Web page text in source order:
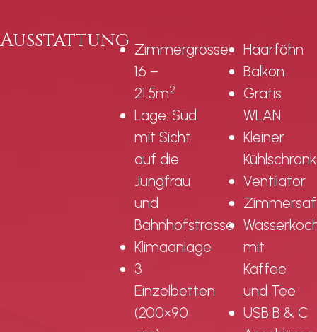
Ausstattung Zimmergrösse:
16 –
21.5m2
Lage: Süd
mit Sicht
auf die
Jungfrau
und
Bahnhofstrasse
Klimaanlage
3
Einzelbetten
(200×90
Haarföhn
Balkon
Gratis
WLAN
Kleiner
Kühlschrank
Ventilator
mit
Kaffee
und Tee
USB B & C